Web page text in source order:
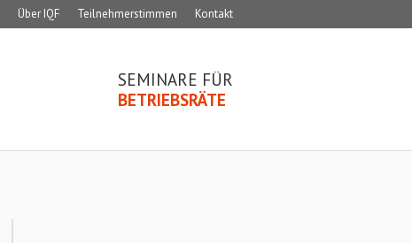
Über IQF Teilnehmerstimmen Kontakt
SEMINARE FÜR
BETRIEBSRÄTE